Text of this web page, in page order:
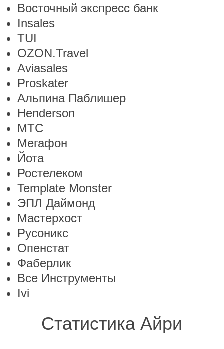
Восточный экспресс банк
Insales
TUI
OZON.Travel
Aviasales
Proskater
Альпина Паблишер
Henderson
МТС
Мегафон
Йота
Ростелеком
Template Monster
ЭПЛ Даймонд
Мастерхост
Русоникс
Опенстат
Фаберлик
Все Инструменты
Ivi
Статистика Айри